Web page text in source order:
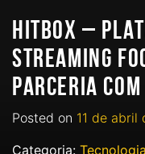
HITBOX –
STREAMING
PARCERIA
Posted on 11 de abril
Categoria: Tecnologia